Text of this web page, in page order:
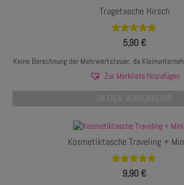
Tragetasche Hirsch
Bewertet mit
5.00von 5
5,90€
Keine Berechnung der Mehrwertsteuer, da
Zur Merkliste hinzufügen
IN DEN WARENKORB
Kosmetiktasche Traveling +
Bewertet mit
5.00von 5
9,90€